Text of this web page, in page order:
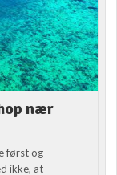
nær
først og
ikke, at